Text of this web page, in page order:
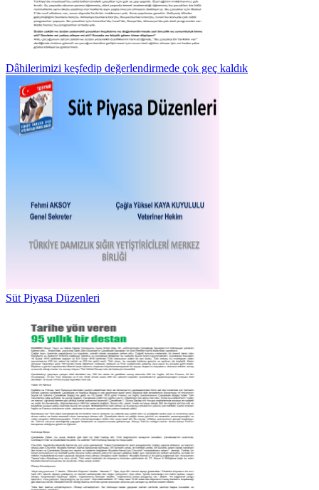
Dâhilerimizi keşfedip değerlendirmede çok geç kaldık
Süt Piyasa Düzenleri